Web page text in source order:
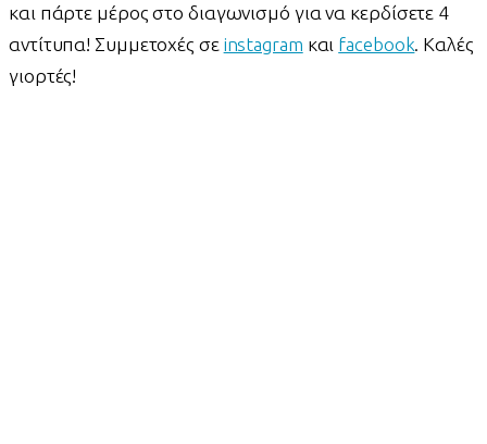
και πάρτε μέρος στο διαγωνισμό για να κερδίσετε 4
αντίτυπα! Συμμετοχές σε instagram και facebook . Καλές
γιορτές!